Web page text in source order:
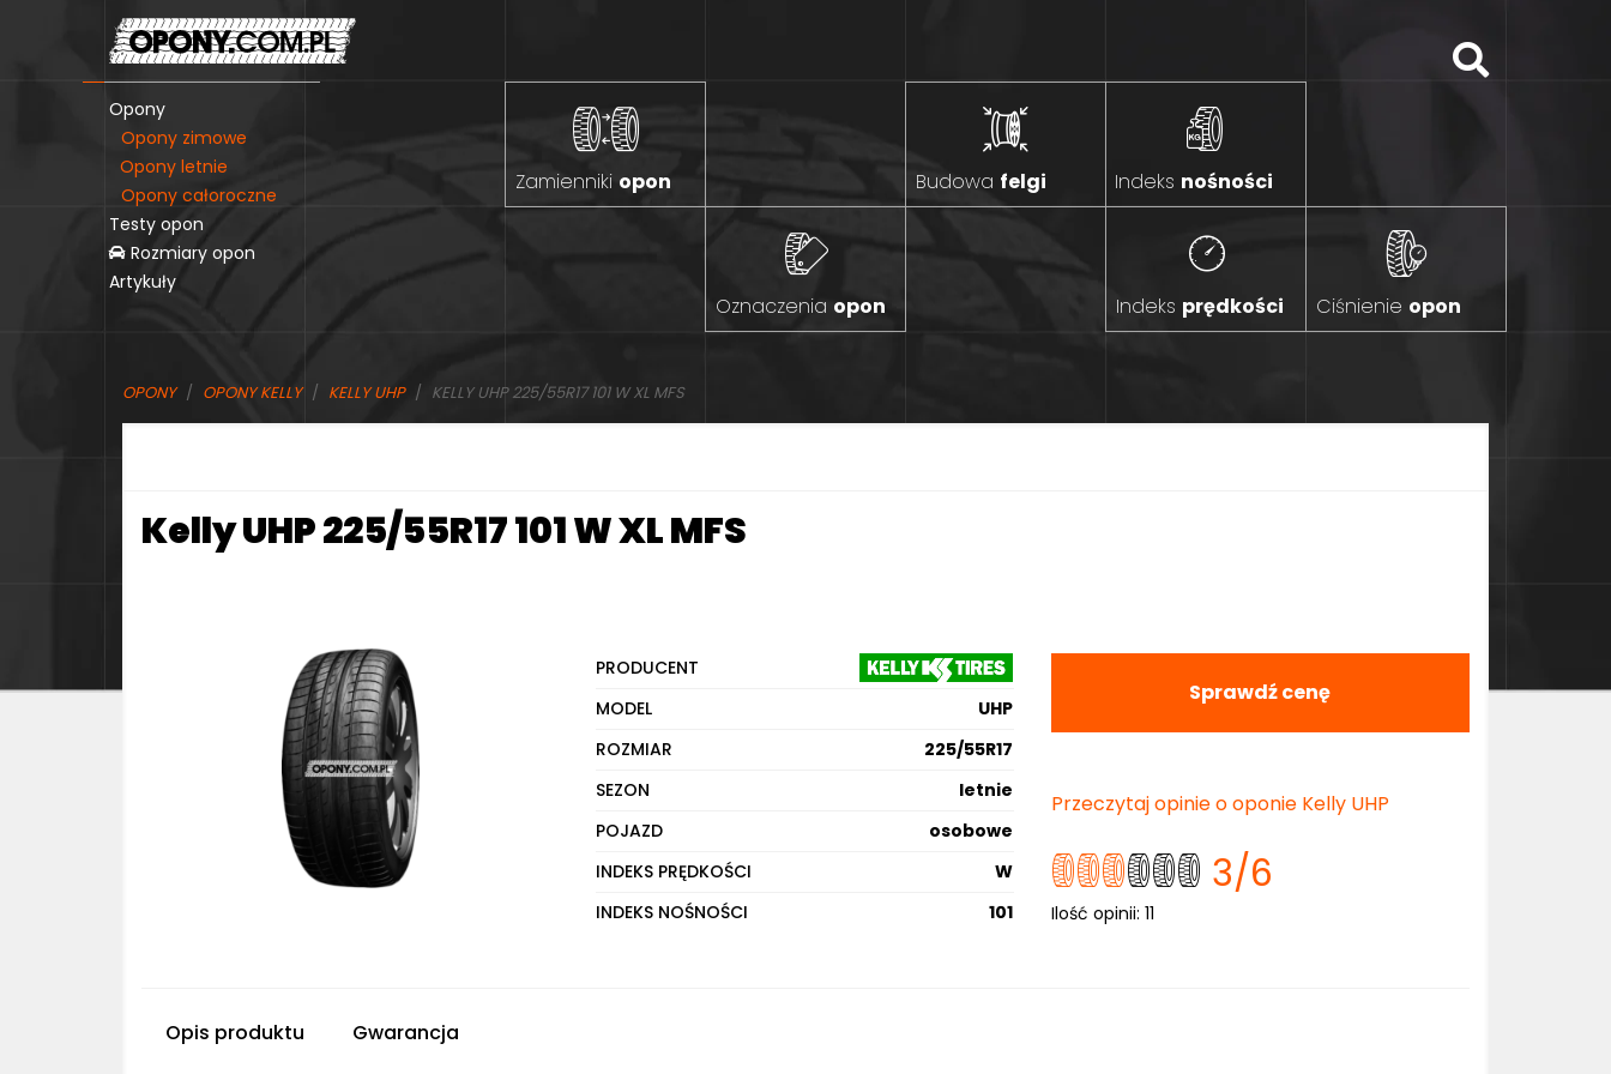
Opony
Opony zimowe
Opony letnie
Opony całoroczne
Testy opon
Rozmiary opon
Artykuły
Zamienniki opon Budowa felgi Indeks nośności
Indeks prędkości Ciśnienie opon
Oznaczenia opon
OPONY OPONY KELLY KELLY UHP KELLY UHP 225/55R17 101 W XL MFS
Kelly UHP 225/55R17 101 W XL MFS
PRODUCENT
MODEL
UHP
ROZMIAR
225/55R17
SEZON
letnie
POJAZD
osobowe
INDEKS PRĘDKOŚCI
W
INDEKS NOŚNOŚCI
101
Sprawdź cenę
Przeczytaj opinie o oponie Kelly UHP
3/6
Ilość opinii: 11
Opis produktu Gwarancja